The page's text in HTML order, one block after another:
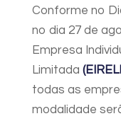
Conforme no
no dia 27 de
Empresa
Limitada
todas as
modalidade